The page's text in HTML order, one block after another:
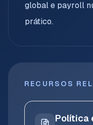
global e payroll
prático.
RECURSOS
Política